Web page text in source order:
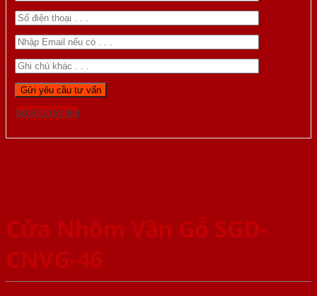
Gọi 0976.169.864
Cửa Nhôm Vân Gỗ SGD-
CNVG-46